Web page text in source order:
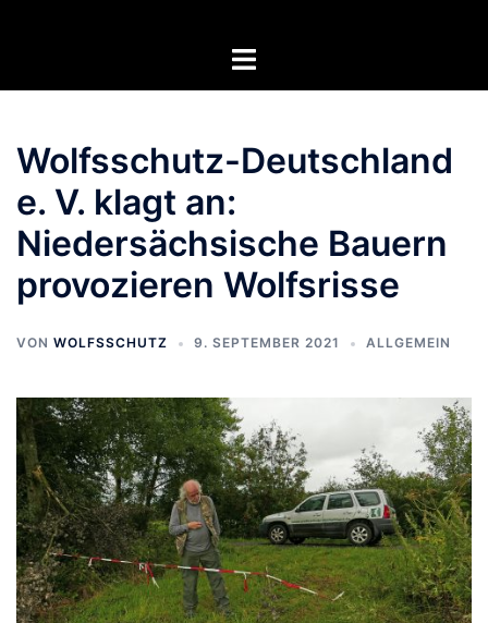
Menü
Wolfsschutz-Deutschland
e. V. klagt an:
Niedersächsische Bauern
provozieren Wolfsrisse
VON WOLFSSCHUTZ 9. SEPTEMBER 2021 ALLGEMEIN